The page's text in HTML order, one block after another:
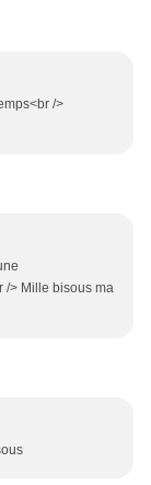
/>
/> Mille bisous ma